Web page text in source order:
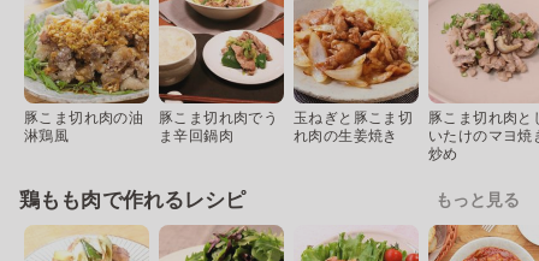
豚こま切れ肉の油
淋鶏風
豚こま切れ肉でう
ま辛回鍋肉
玉ねぎと豚こま切
れ肉の生姜焼き
豚こま切れ肉と
いたけのマヨ焼
炒め
鶏もも肉で作れるレシピ もっと見る